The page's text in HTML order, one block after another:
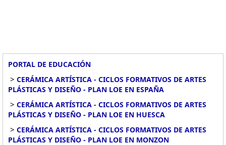
PORTAL DE EDUCACIÓN
> CERÁMICA ARTÍSTICA - CICLOS FORMATIVOS DE ARTES
PLÁSTICAS Y DISEÑO - PLAN LOE EN ESPAÑA
> CERÁMICA ARTÍSTICA - CICLOS FORMATIVOS DE ARTES
PLÁSTICAS Y DISEÑO - PLAN LOE EN HUESCA
> CERÁMICA ARTÍSTICA - CICLOS FORMATIVOS DE ARTES
PLÁSTICAS Y DISEÑO - PLAN LOE EN MONZON